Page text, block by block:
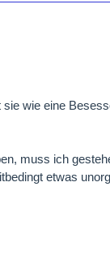
wie eine
muss ich
etwas